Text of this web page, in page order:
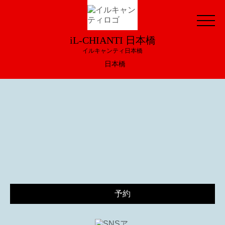
iL-CHIANTI 日本橋
イルキャンティ日本橋
日本橋
予約